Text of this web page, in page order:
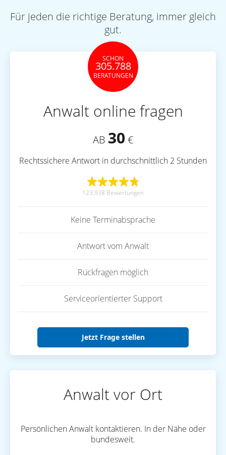
Für jeden die richtige Beratung, immer gleich
gut.
SCHON
305.788
BERATUNGEN
Anwalt online fragen
AB 30 €
Rechtssichere Antwort in durchschnittlich 2 Stunden
123.938 Bewertungen
Keine Terminabsprache
Antwort vom Anwalt
Rückfragen möglich
Serviceorientierter Support
Jetzt Frage stellen
Anwalt vor Ort
Persönlichen Anwalt kontaktieren. In der Nähe oder
bundesweit.